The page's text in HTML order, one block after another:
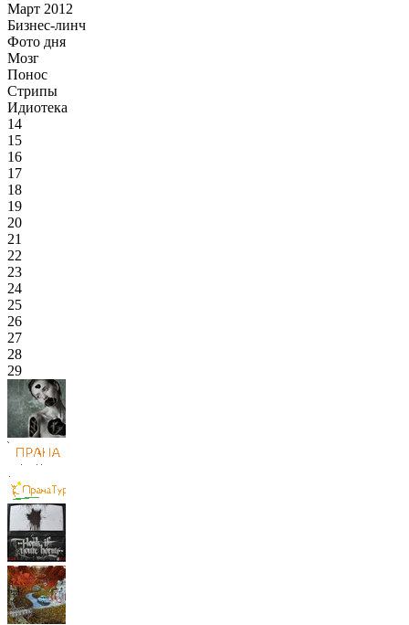
Март 2012
Бизнес-линч
Фото дня
Мозг
Понос
Стрипы
Идиотека
14
15
16
17
18
19
20
21
22
23
24
25
26
27
28
29